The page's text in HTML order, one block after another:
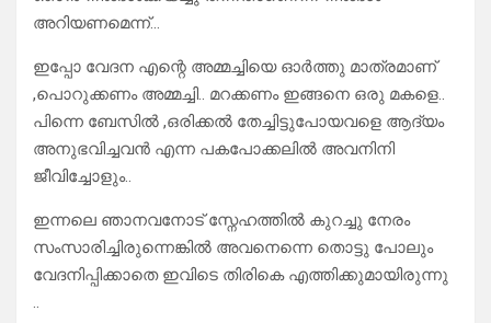
അറിയണമെന്ന്…
ഇപ്പോ വേദന എന്റെ അമ്മച്ചിയെ ഓർത്തു മാത്രമാണ്
,പൊറുക്കണം അമ്മച്ചി.. മറക്കണം ഇങ്ങനെ ഒരു മകളെ..
പിന്നെ ബേസിൽ ,ഒരിക്കൽ തേച്ചിട്ടുപോയവളെ ആദ്യം
അനുഭവിച്ചവൻ എന്ന പകപോക്കലിൽ അവനിനി
ജീവിച്ചോളും..
ഇന്നലെ ഞാനവനോട് സ്നേഹത്തിൽ കുറച്ചു നേരം
സംസാരിച്ചിരുന്നെങ്കിൽ അവനെന്നെ തൊട്ടു പോലും
വേദനിപ്പിക്കാതെ ഇവിടെ തിരികെ എത്തിക്കുമായിരുന്നു
..